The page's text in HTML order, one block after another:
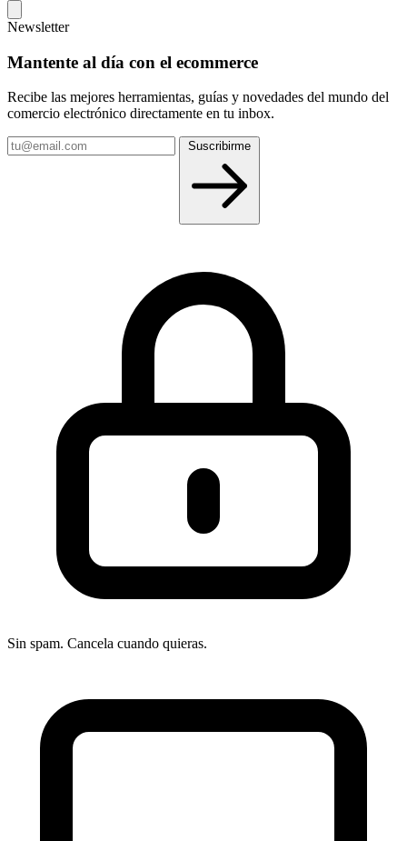
Newsletter
Mantente al día con el ecommerce
Recibe las mejores herramientas, guías y novedades del mundo del
comercio electrónico directamente en tu inbox.
Tu
email
Suscribirme
Sin spam. Cancela cuando quieras.